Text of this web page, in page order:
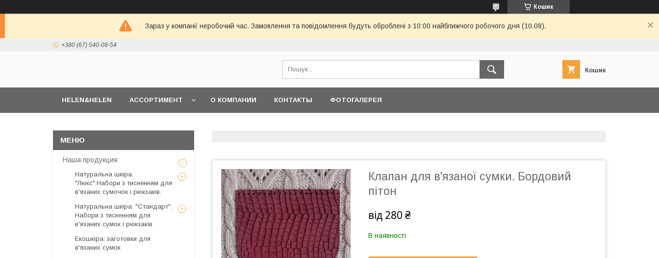
Кошик
Зараз у компанії неробочий час. Замовлення та повідомлення будуть оброблені з 10:00 найближчого робочого дня (10.08).
+380 (67) 540-08-54
Кошик
HELEN&HELEN АССОРТИМЕНТ О КОМПАНИИ КОНТАКТЫ ФОТОГАЛЕРЕЯ
Клапан для в'язаної сумки. Бордовий
пітон
від 280 ₴
В наявності
Наша продукция
Натуральна шкіра.
"Люкс".Набори з тисненням для
в'язаних сумочок і рюкзаків.
Натуральна шкіра. "Стандарт".
Набори з тисненням для
в'язаних сумок і рюкзаків
Екошкіра: заготовки для
в'язаних сумок